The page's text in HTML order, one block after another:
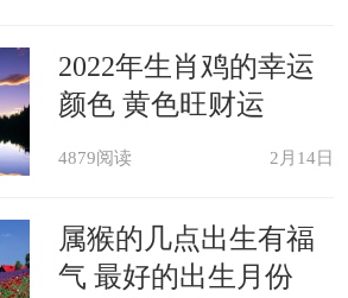
步不前的话，今年可考虑更换一份工
展空间，明确之后的职业发展方向。
添寿，保运平安。
2022年生肖鸡的幸运
颜色 黄色旺财运
4879阅读 2月14日
属猴的几点出生有福
气 最好的出生月份